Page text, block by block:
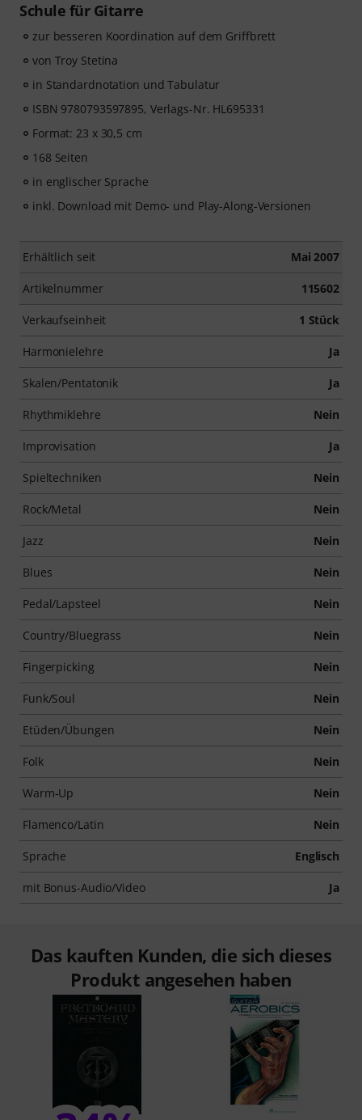
Schule für Gitarre
zur besseren Koordination auf dem Griffbrett
von Troy Stetina
in Standardnotation und Tabulatur
ISBN 9780793597895, Verlags-Nr. HL695331
Format: 23 x 30,5 cm
168 Seiten
in englischer Sprache
inkl. Download mit Demo- und Play-Along-Versionen
Erhältlich seit Mai 2007
Artikelnummer 115602
Verkaufseinheit 1 Stück
Harmonielehre Ja
Skalen/Pentatonik Ja
Rhythmiklehre Nein
Improvisation Ja
Spieltechniken Nein
Rock/Metal Nein
Jazz Nein
Blues Nein
Pedal/Lapsteel Nein
Country/Bluegrass Nein
Fingerpicking Nein
Funk/Soul Nein
Etüden/Übungen Nein
Folk Nein
Warm-Up Nein
Flamenco/Latin Nein
Sprache Englisch
mit Bonus-Audio/Video Ja
Das kauften Kunden, die sich dieses
Produkt angesehen haben